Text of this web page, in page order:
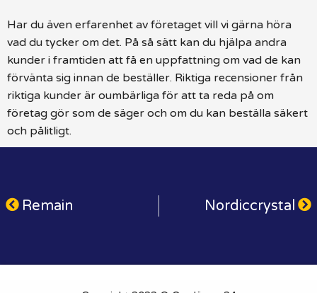
Har du även erfarenhet av företaget vill vi gärna höra
vad du tycker om det. På så sätt kan du hjälpa andra
kunder i framtiden att få en uppfattning om vad de kan
förvänta sig innan de beställer. Riktiga recensioner från
riktiga kunder är oumbärliga för att ta reda på om
företag gör som de säger och om du kan beställa säkert
och pålitligt.
Remain Nordiccrystal